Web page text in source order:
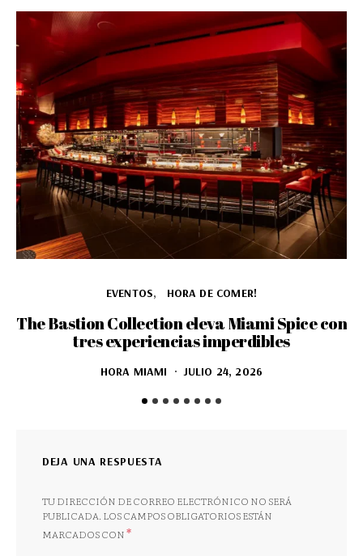
EVENTOS HORA DE COMER!
The Bastion Collection eleva Miami Spice con
tres experiencias imperdibles
HORA MIAMI JULIO 24, 2026
DEJA UNA RESPUESTA
TU DIRECCIÓN DE CORREO ELECTRÓNICO NO SERÁ
PUBLICADA. LOS CAMPOS OBLIGATORIOS ESTÁN
MARCADOS CON*